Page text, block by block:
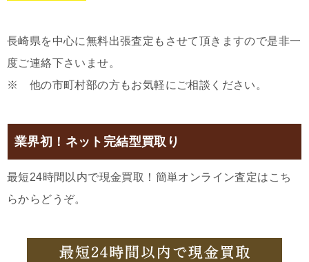
長崎県を中心に無料出張査定もさせて頂きますので是非一
度ご連絡下さいませ。
※ 他の市町村部の方もお気軽にご相談ください。
業界初！ネット完結型買取り
最短24時間以内で現金買取！簡単オンライン査定はこち
らからどうぞ。